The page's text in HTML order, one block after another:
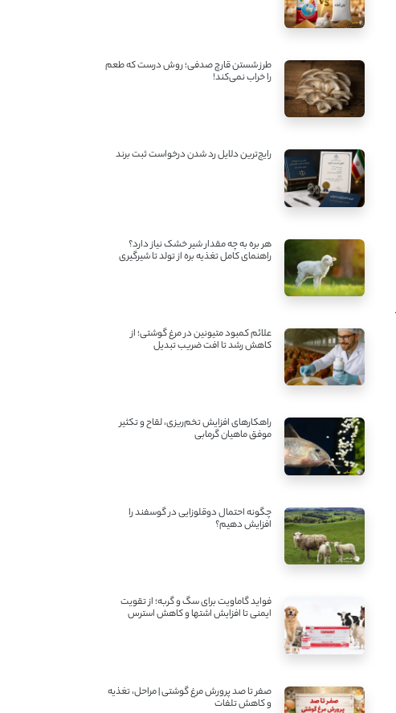
طرز شستن قارچ صدفی؛ روش درست که طعم
را خراب نمی‌کند!
رایج‌ترین دلایل رد شدن درخواست ثبت برند
هر بره به چه مقدار شیر خشک نیاز دارد؟
راهنمای کامل تغذیه بره از تولد تا شیرگیری
علائم کمبود متیونین در مرغ گوشتی؛ از
کاهش رشد تا افت ضریب تبدیل
راهکارهای افزایش تخم‌ریزی، لقاح و تکثیر
موفق ماهیان گرمابی
چگونه احتمال دوقلوزایی در گوسفند را
افزایش دهیم؟
فواید گاماویت برای سگ و گربه؛ از تقویت
ایمنی تا افزایش اشتها و کاهش استرس
صفر تا صد پرورش مرغ گوشتی | مراحل، تغذیه
و کاهش تلفات